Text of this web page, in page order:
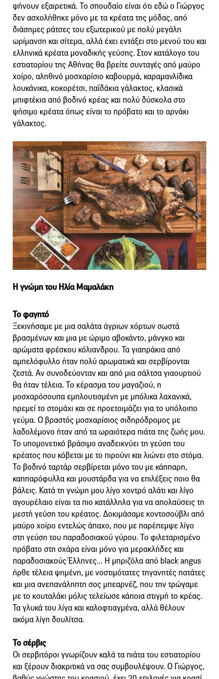
ψήνουν εξαιρετικά. Το σπουδαίο είναι ότι εδώ ο Γιώργος
δεν ασχολήθηκε μόνο με τα κρέατα της μόδας, από
διάσημες ράτσες του εξωτερικού με πολύ μεγάλη
ωρίμανση και σίτεμα, αλλά έχει εντάξει στο μενού του και
ελληνικά κρέατα μοναδικής γεύσης. Στον κατάλογο του
εστιατορίου της Αθήνας θα βρείτε συνταγές από μαύρο
χοίρο, αληθινό μοσχαρίσιο καβουρμά, καραμανλίδικα
λουκάνικα, κοκορέτσι, παϊδάκια γάλακτος, κλασικά
μπιφτέκια από βοδινό κρέας και πολύ δύσκολα στο
ψήσιμο κρέατα όπως είναι το πρόβατο και το αρνάκι
γάλακτος.
Η γνώμη του Ηλία Μαμαλάκη
Το φαγητό
Ξεκινήσαμε με μια σαλάτα άγριων χόρτων σωστά
βρασμένων και μια με ώριμο αβοκάντο, μάνγκο και
αρώματα φρέσκου κόλιανδρου. Τα γιαπράκια από
αμπελόφυλλο ήταν πολύ αρωματικά και σερβίρονται
ζεστά. Αν συνοδεύονταν και από μια σάλτσα γιαουρτιού
θα ήταν τέλεια. Το κέρασμα του μαγαζιού, η
μοσχαρόσουπα εμπλουτισμένη με μπόλικα λαχανικά,
ηρεμεί το στομάχι και σε προετοιμάζει για το υπόλοιπο
γεύμα. Ο βραστός μοσχαρίσιος σιδηρόδρομος με
λαδολέμονο ήταν από τα ωραιότερα πιάτα της ζωής μου.
Το υπομονετικό βράσιμο αναδεικνύει τη γεύση του
κρέατος που κόβεται με το πιρούνι και λιώνει στο στόμα.
Το βοδινό ταρτάρ σερβίρεται μόνο του με κάππαρη,
καππαρόφυλλα και μουστάρδα για να επιλέξεις ποιο θα
βάλεις. Κατά τη γνώμη μου λίγο χοντρό αλάτι και λίγο
αγουρέλαιο είναι τα πιο κατάλληλα για να απολαύσεις τη
μεστή γεύση του κρέατος. Δοκιμάσαμε κοντοσούβλι από
μαύρο χοίρο εντελώς άπαχο, που με παρέπεμψε λίγο
στη γεύση του παραδοσιακού γύρου. Το φιλεταρισμένο
πρόβατο στη σχάρα είναι μόνο για μερακλήδες και
παραδοσιακούς Έλληνες… Η μπριζόλα από black angus
ήρθε τέλεια ψημένη, με νοστιμότατες τηγανητές πατάτες
και μια ανεπανάληπτη σος μπεαρνέζ, που την τρώγαμε
με το κουταλάκι μόλις τελείωσε κάποια στιγμή το κρέας.
Τα γλυκά του λίγα και καλοφτιαγμένα, αλλά θέλουν
ακόμα λίγη δουλίτσα.
Το σέρβις
Οι σερβιτόροι γνωρίζουν καλά τα πιάτα του εστιατορίου
και ξέρουν διακριτικά να σας συμβουλέψουν. Ο Γιώργος,